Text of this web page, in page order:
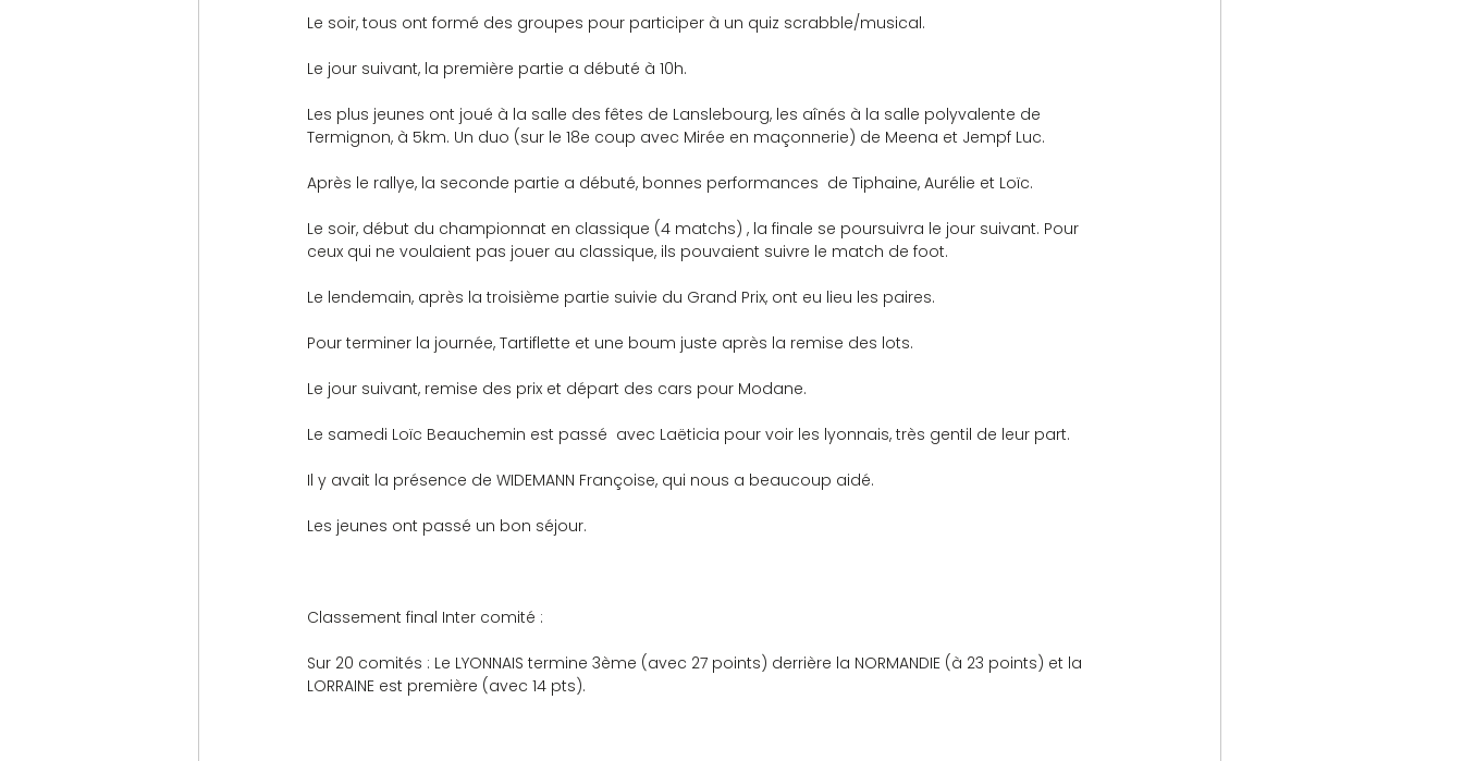
Le soir, tous ont formé des groupes pour participer à un quiz scrabble/musical.
Le jour suivant, la première partie a débuté à 10h.
Les plus jeunes ont joué à la salle des fêtes de Lanslebourg, les aînés à la salle polyvalente de
Termignon, à 5km. Un duo (sur le 18e coup avec Mirée en maçonnerie) de Meena et Jempf Luc.
Après le rallye, la seconde partie a débuté, bonnes performances  de Tiphaine, Aurélie et Loïc.
Le soir, début du championnat en classique (4 matchs) , la finale se poursuivra le jour suivant. Pour
ceux qui ne voulaient pas jouer au classique, ils pouvaient suivre le match de foot.
Le lendemain, après la troisième partie suivie du Grand Prix, ont eu lieu les paires.
Pour terminer la journée, Tartiflette et une boum juste après la remise des lots.
Le jour suivant, remise des prix et départ des cars pour Modane.
Le samedi Loïc Beauchemin est passé  avec Laëticia pour voir les lyonnais, très gentil de leur part.
Il y avait la présence de WIDEMANN Françoise, qui nous a beaucoup aidé.
Les jeunes ont passé un bon séjour.
Classement final Inter comité :
Sur 20 comités : Le LYONNAIS termine 3ème (avec 27 points) derrière la NORMANDIE (à 23 points) et la
LORRAINE est première (avec 14 pts).